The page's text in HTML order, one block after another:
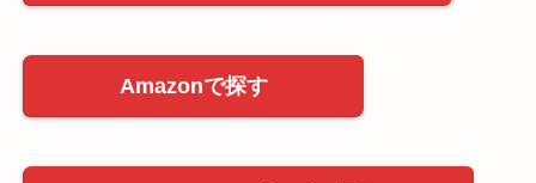
Amazonで探す